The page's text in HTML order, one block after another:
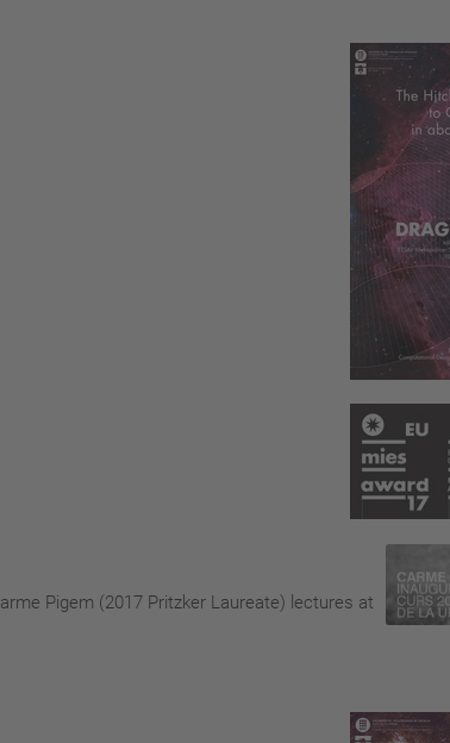
Pigem (2017 Pritzker Laureate) lectures at